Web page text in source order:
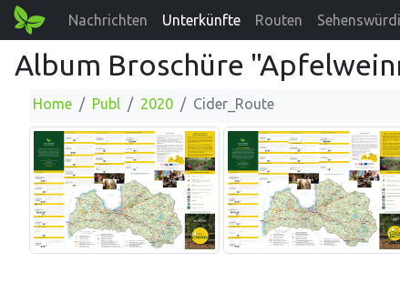
Nachrichten Unterkünfte Routen
Album Broschüre
Home Publ 2020 Cider_Route